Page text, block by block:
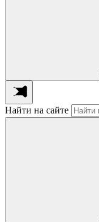
Найти на сайте